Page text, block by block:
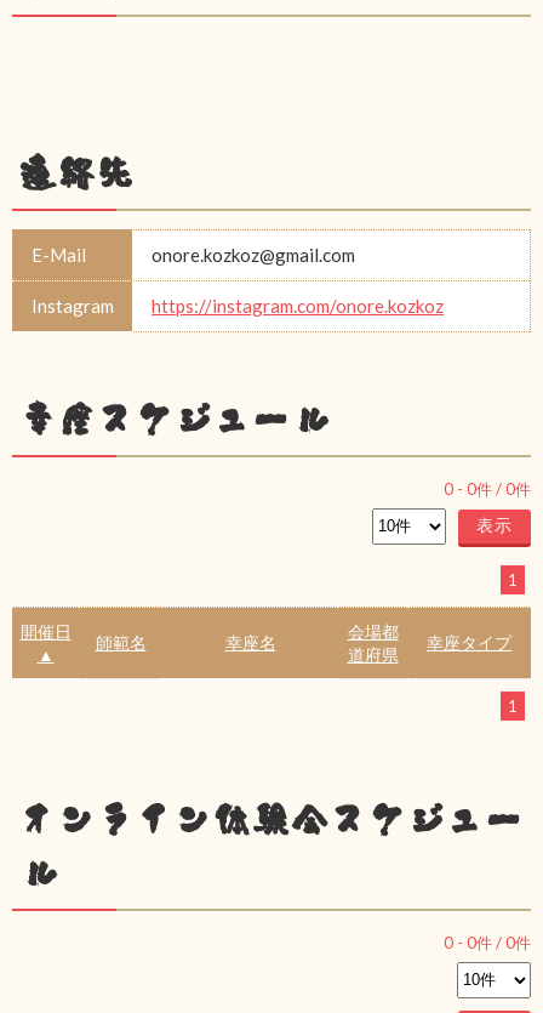
連絡先
E-Mail onore.kozkoz@gmail.com
Instagram https://instagram.com/onore.kozkoz
幸座スケジュール
0 - 0件 /0件
1
開催日
▲
師範名 幸座名
会場都
道府県
幸座タイプ
1
オンライン体験会スケジュー
ル
0 - 0件 /0件